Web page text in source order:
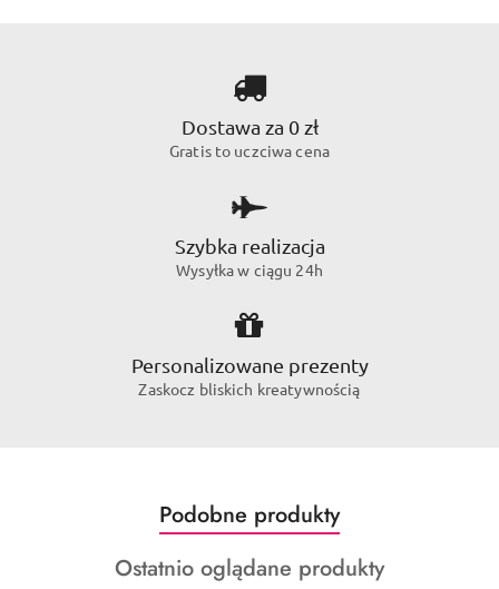
Dostawa za 0 zł
Gratis to uczciwa cena
Szybka realizacja
Wysyłka w ciągu 24h
Personalizowane prezenty
Zaskocz bliskich kreatywnością
Pomiń karuzelę produktów
Produkty
o
statusie:
Podobne produkty
Produkty
Ostatnio oglądane produkty